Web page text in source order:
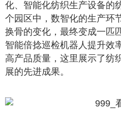
化、智能化纺织生产设备的
个园区中，数智化的生产环
换骨的变化，最终变成一匹
智能倍捻巡检机器人提升效
高产品质量，这里展示了纺
展的先进成果。